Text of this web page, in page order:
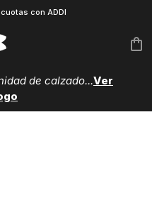
con ADDI
de calzado...Ver